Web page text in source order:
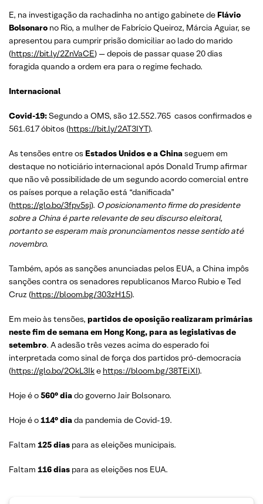
E, na investigação da rachadinha no antigo gabinete de Flávio
Bolsonaro no Rio, a mulher de Fabrício Queiroz, Márcia Aguiar, se
apresentou para cumprir prisão domiciliar ao lado do marido
(https://bit.ly/2ZnVaCE) — depois de passar quase 20 dias
foragida quando a ordem era para o regime fechado.
Internacional
Covid-19:Segundo a OMS, são 12.552.765 casos confirmados e
561.617 óbitos (https://bit.ly/2AT3IYT).
As tensões entre os Estados Unidos e a Chinaseguem em
destaque no noticiário internacional após Donald Trump afirmar
que não vê possibilidade de um segundo acordo comercial entre
os países porque a relação está “danificada”
(https://glo.bo/3fpv5sj). O posicionamento firme do presidente
sobre a China é parte relevante de seu discurso eleitoral,
portanto se esperam mais pronunciamentos nesse sentido até
novembro.
Também, após as sanções anunciadas pelos EUA, a China impôs
sanções contra os senadores republicanos Marco Rubio e Ted
Cruz (https://bloom.bg/303zH15).
Em meio às tensões, partidos de oposição realizaram primárias
neste fim de semana em Hong Kong, para as legislativas de
setembro. A adesão três vezes acima do esperado foi
interpretada como sinal de força dos partidos pró-democracia
(https://glo.bo/2OkL3Ike https://bloom.bg/38TEiXI).
Hoje é o560° diado governo Jair Bolsonaro.
Hoje é o114° diada pandemia de Covid-19.
Faltam 125 dias para as eleições municipais.
Faltam 116 dias para as eleições nos EUA.